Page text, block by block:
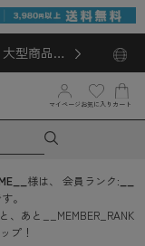
型商品対
マイページ お気に入り カート
様は、 会員ランク:
。
、あと
__MEMBER_RANK
プ！